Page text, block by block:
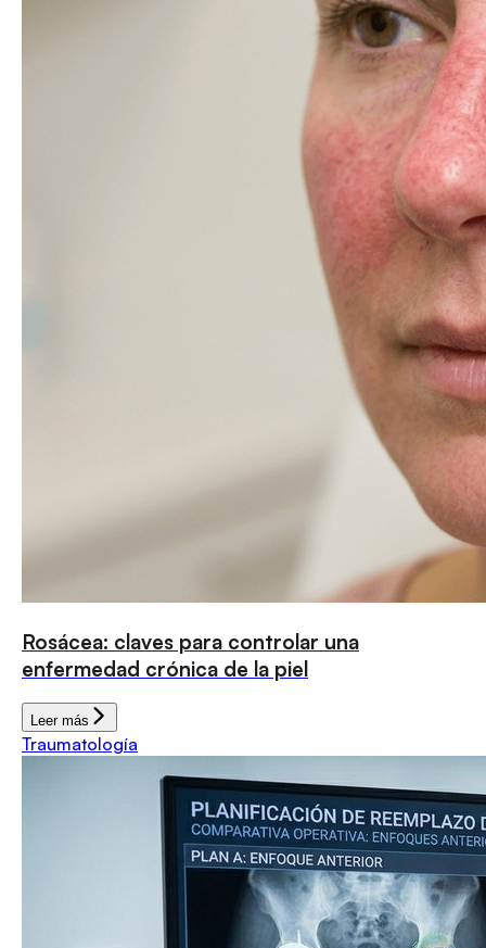
Rosácea: claves para controlar una
enfermedad crónica de la piel
Leer más
Traumatología